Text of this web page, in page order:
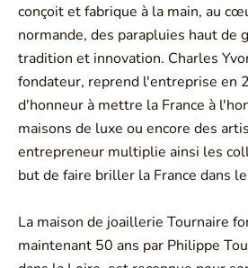
conçoit et fabrique à la main, au
normande, des parapluies haut de
tradition et innovation. Charles
fondateur, reprend l'entreprise en
d'honneur à mettre la France à
maisons de luxe ou encore des
entrepreneur multiplie ainsi les
but de faire briller la France dans
La maison de joaillerie Tournaire
maintenant 50 ans par Philippe